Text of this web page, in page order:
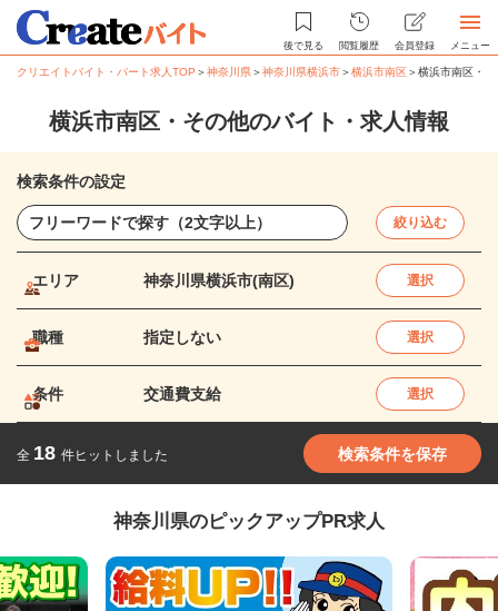
後で見る 閲覧履歴 会員登録 メニュー
クリエイトバイト・パート求人TOP ＞神奈川県＞神奈川県横浜市＞横浜市南区＞横浜市南区・
横浜市南区・その他のバイト・求人情報
検索条件の設定
絞り込む
エリア 神奈川県横浜市(南区) 選択
職種 指定しない 選択
条件 交通費支給 選択
全 18 件ヒットしました 検索条件を保存
神奈川県のピックアップPR求人